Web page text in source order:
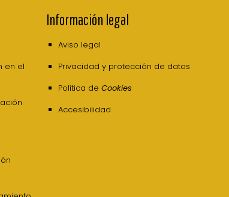
en el
Información legal
Aviso legal
Privacidad y protección de datos
Política de Cookies
Accesibilidad